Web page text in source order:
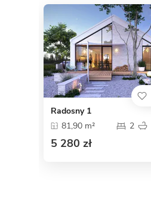
Radosny 1
81,90 m²
2
5 280 zł